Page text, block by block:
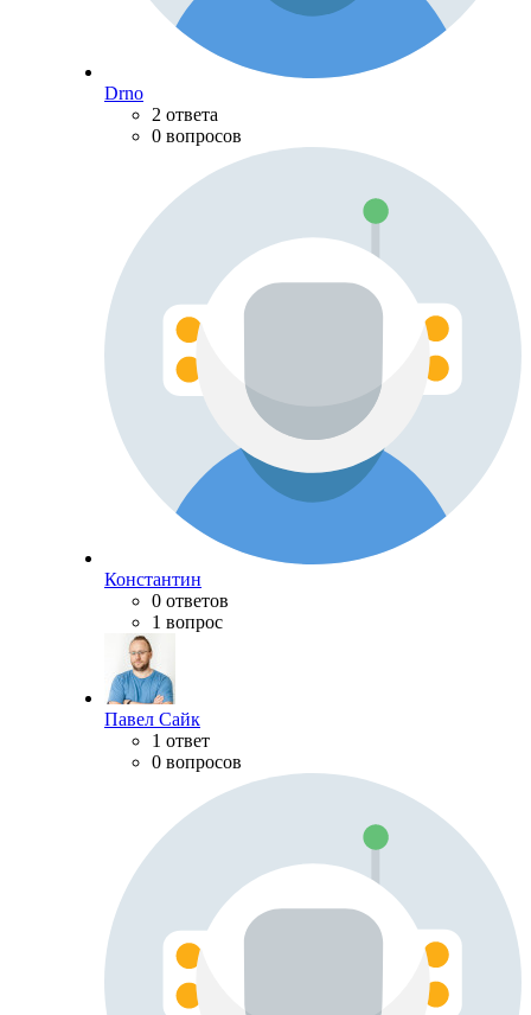
Drno
2 ответа
0 вопросов
Константин
0 ответов
1 вопрос
Павел Сайк
1 ответ
0 вопросов